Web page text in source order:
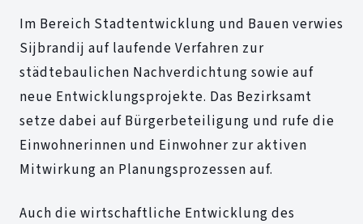
Im Bereich Stadtentwicklung und Bauen verwies
Sijbrandij auf laufende Verfahren zur
städtebaulichen Nachverdichtung sowie auf
neue Entwicklungsprojekte. Das Bezirksamt
setze dabei auf Bürgerbeteiligung und rufe die
Einwohnerinnen und Einwohner zur aktiven
Mitwirkung an Planungsprozessen auf.
Auch die wirtschaftliche Entwicklung des